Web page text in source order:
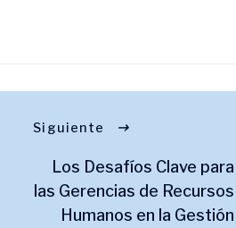
Siguiente
Los Desafíos Clave para
las Gerencias de Recursos
Humanos en la Gestión